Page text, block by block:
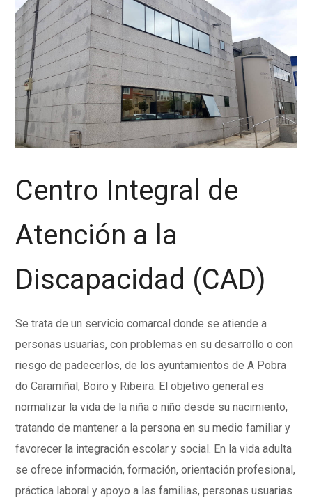
Centro Integral de
Atención a la
Discapacidad (CAD)
Se trata de un servicio comarcal donde se atiende a
personas usuarias, con problemas en su desarrollo o con
riesgo de padecerlos, de los ayuntamientos de A Pobra
do Caramiñal, Boiro y Ribeira. El objetivo general es
normalizar la vida de la niña o niño desde su nacimiento,
tratando de mantener a la persona en su medio familiar y
favorecer la integración escolar y social. En la vida adulta
se ofrece información, formación, orientación profesional,
práctica laboral y apoyo a las familias, personas usuarias